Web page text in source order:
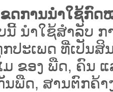
ດການນຳໃຊ້ກົດ
ຳໃຊ້ສຳລັບ ກ
ປະເພດ ທີ່ເປັນ
ມ ຂອງ ພືດ, ຄົນ
ພືດ, ສານຕົກຄ້າ